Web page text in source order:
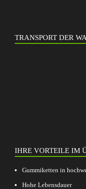
TRANSPORT DER
IHRE VORTEILE IM
Gummiketten in
Hohe Lebensdauer